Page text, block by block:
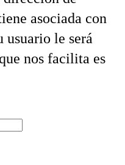
asociada con
usuario le será
nos facilita es